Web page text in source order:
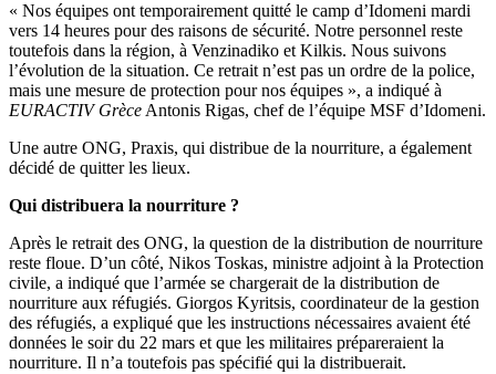
« Nos équipes ont temporairement quitté le camp d’Idomeni mardi
vers 14 heures pour des raisons de sécurité. Notre personnel reste
toutefois dans la région, à Venzinadiko et Kilkis. Nous suivons
l’évolution de la situation. Ce retrait n’est pas un ordre de la police,
mais une mesure de protection pour nos équipes », a indiqué à
EURACTIV Grèce Antonis Rigas, chef de l’équipe MSF d’Idomeni.
Une autre ONG, Praxis, qui distribue de la nourriture, a également
décidé de quitter les lieux.
Qui distribuera la nourriture ?
Après le retrait des ONG, la question de la distribution de nourriture
reste floue. D’un côté, Nikos Toskas, ministre adjoint à la Protection
civile, a indiqué que l’armée se chargerait de la distribution de
nourriture aux réfugiés. Giorgos Kyritsis, coordinateur de la gestion
des réfugiés, a expliqué que les instructions nécessaires avaient été
données le soir du 22 mars et que les militaires prépareraient la
nourriture. Il n’a toutefois pas spécifié qui la distribuerait.